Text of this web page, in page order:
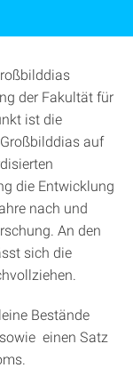
der Fakultät für
ist die
auf
die Entwicklung
nach und
An den
sich die
Bestände
einen Satz